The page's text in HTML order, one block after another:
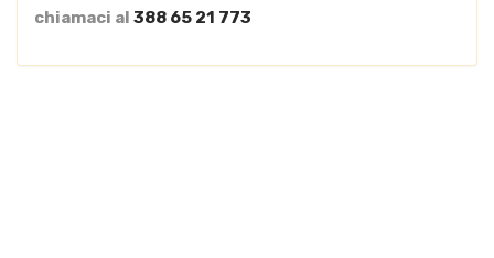
chiamaci al 388 65 21 773